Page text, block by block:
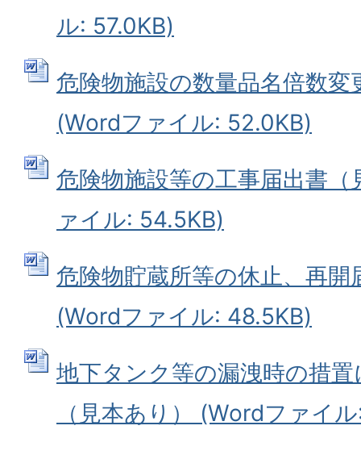
ル: 57.0KB)
危険物施設の数量品名倍数
(Wordファイル: 52.0KB)
危険物施設等の工事届出書
ァイル: 54.5KB)
危険物貯蔵所等の休止、再開
(Wordファイル: 48.5KB)
地下タンク等の漏洩時の措
（見本あり） (Wordファイ